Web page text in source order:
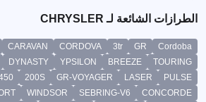
الطرازات الشائعة لـ CHRYSLER
Cordoba
GR
3tr
CORDOVA
CARAVAN
TOURING
BREEZE
YPSILON
DYNASTY
PULSE
LASER
GR-VOYAGER
200S
CONCORDE
SEBRING-V6
WINDSOR